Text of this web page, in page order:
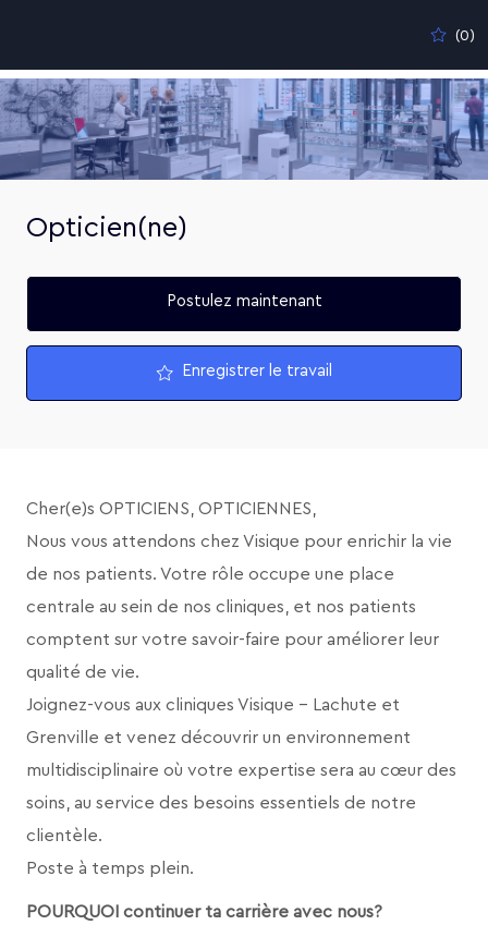
(0)
-
Opticien(ne)
Postulez maintenant
Enregistrer le travail
Cher(e)s OPTICIENS, OPTICIENNES,
Nous vous attendons chez Visique pour enrichir la vie
de nos patients. Votre rôle occupe une place
centrale au sein de nos cliniques, et nos patients
comptent sur votre savoir-faire pour améliorer leur
qualité de vie.
Joignez-vous aux cliniques Visique – Lachute et
Grenville et venez découvrir un environnement
multidisciplinaire où votre expertise sera au cœur des
soins, au service des besoins essentiels de notre
clientèle.
Poste à temps plein.
POURQUOI continuer ta carrière avec nous?